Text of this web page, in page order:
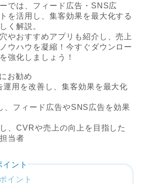
では、フィード広告・SNS広
を活用し、集客効果を最大化する
く解説。
やおすすめアプリも紹介し、売上
ウハウを凝縮！今すぐダウンロー
強化しましょう！
お勧め
運用を改善し、集客効果を最大化
、フィード広告やSNS広告を効果
、CVRや売上の向上を目指した
当者
ント
イント